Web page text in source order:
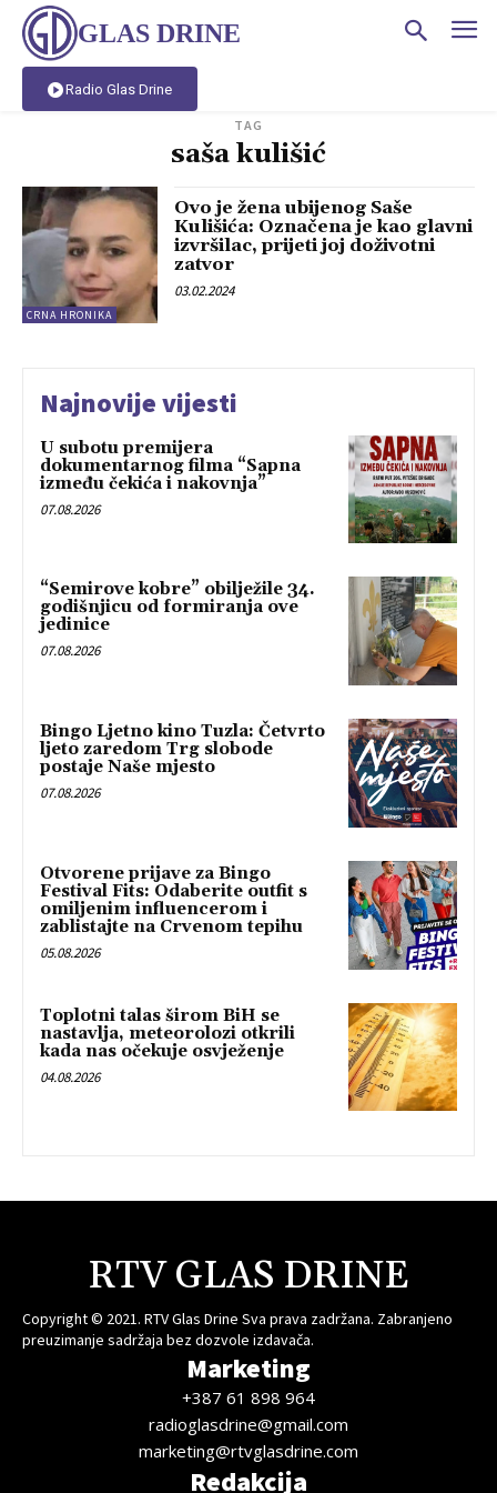
GLAS DRINE
Radio Glas Drine
TAG
saša kulišić
CRNA HRONIKA
Ovo je žena ubijenog Saše
Kulišića: Označena je kao glavni
izvršilac, prijeti joj doživotni
zatvor
03.02.2024
Najnovije vijesti
U subotu premijera
dokumentarnog filma “Sapna
između čekića i nakovnja”
07.08.2026
“Semirove kobre” obilježile 34.
godišnjicu od formiranja ove
jedinice
07.08.2026
Bingo Ljetno kino Tuzla: Četvrto
ljeto zaredom Trg slobode
postaje Naše mjesto
07.08.2026
Otvorene prijave za Bingo
Festival Fits: Odaberite outfit s
omiljenim influencerom i
zablistajte na Crvenom tepihu
05.08.2026
Toplotni talas širom BiH se
nastavlja, meteorolozi otkrili
kada nas očekuje osvježenje
04.08.2026
RTV GLAS DRINE
Copyright © 2021. RTV Glas Drine Sva prava zadržana. Zabranjeno
preuzimanje sadržaja bez dozvole izdavača.
Marketing
+387 61 898 964
radioglasdrine@gmail.com
marketing@rtvglasdrine.com
Redakcija